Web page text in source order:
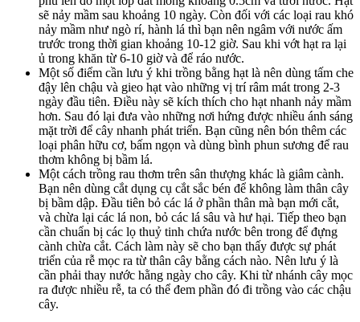
sẽ nảy mầm sau khoảng 10 ngày. Còn đối với các loại rau khó
nảy mầm như ngò rí, hành lá thì bạn nên ngâm với nước ấm
trước trong thời gian khoảng 10-12 giờ. Sau khi vớt hạt ra lại
ủ trong khăn từ 6-10 giờ và để ráo nước.
Một số điểm cần lưu ý khi trồng bằng hạt là nên dùng tấm che
đậy lên chậu và gieo hạt vào những vị trí râm mát trong 2-3
ngày đầu tiên. Điều này sẽ kích thích cho hạt nhanh nảy mầm
hơn. Sau đó lại đưa vào những nơi hứng được nhiều ánh sáng
mặt trời để cây nhanh phát triển. Bạn cũng nên bón thêm các
loại phân hữu cơ, bấm ngọn và dùng bình phun sương để rau
thơm không bị bầm lá.
Một cách trồng rau thơm trên sân thượng khác là giâm cành.
Bạn nên dùng cắt dụng cụ cắt sắc bén để không làm thân cây
bị bầm dập. Đầu tiên bỏ các lá ở phần thân mà bạn mới cắt,
và chừa lại các lá non, bỏ các lá sâu và hư hại. Tiếp theo bạn
cần chuẩn bị các lọ thuỷ tinh chứa nước bên trong để đựng
cành chừa cắt. Cách làm này sẽ cho bạn thấy được sự phát
triển của rễ mọc ra từ thân cây bằng cách nào. Nên lưu ý là
cần phải thay nước hằng ngày cho cây. Khi từ nhánh cây mọc
ra được nhiều rễ, ta có thể đem phần đó đi trồng vào các chậu
cây.